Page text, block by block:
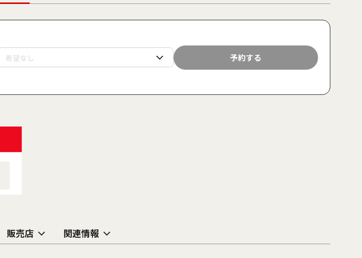
木
20 21 22 23 24 25
水
26
土
予約する
販売店 関連情報